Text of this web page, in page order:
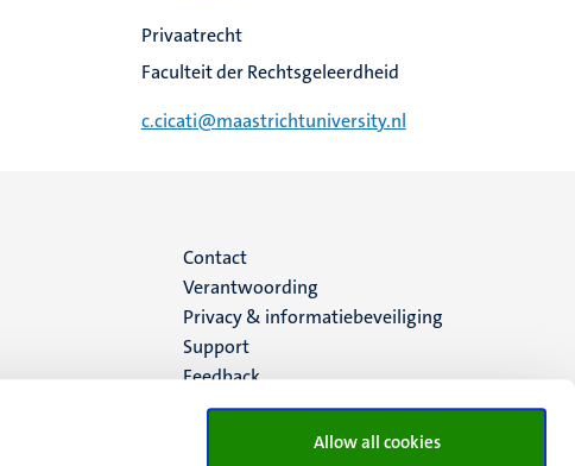
Allow all cookies
Privaatrecht
Faculteit der Rechtsgeleerdheid
c.cicati@maastrichtuniversity.nl
Menu
footer
(NL)
Contact
Verantwoording
Privacy & informatiebeveiliging
Support
Feedback